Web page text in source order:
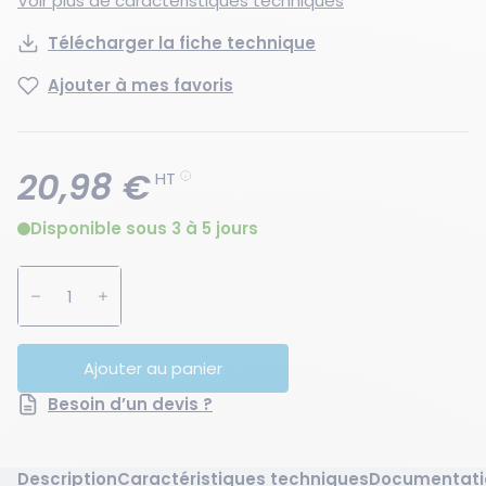
Télécharger la fiche technique
Ajouter à mes favoris
20,98 €HT
Disponible sous 3 à 5 jours
Augmenter la quantité
Ajouter au panier
Besoin d’un devis ?
DescriptionCaractéristiques techniques